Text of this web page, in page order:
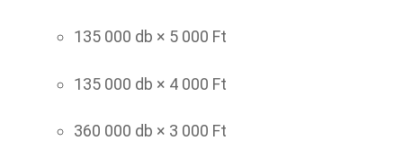
135 000 db × 5 000 Ft
135 000 db × 4 000 Ft
360 000 db × 3 000 Ft